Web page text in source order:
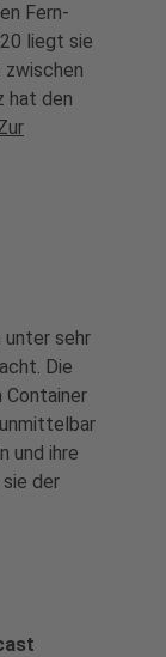
Fern-
liegt sie
hat den
unter sehr
Die
Container
und ihre
der